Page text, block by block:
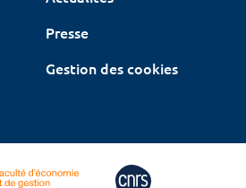
Presse
Gestion des cookies